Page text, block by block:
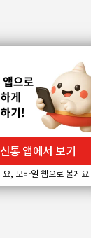
신통 앱에서 보기
요, 모바일 웹으로 볼게요.